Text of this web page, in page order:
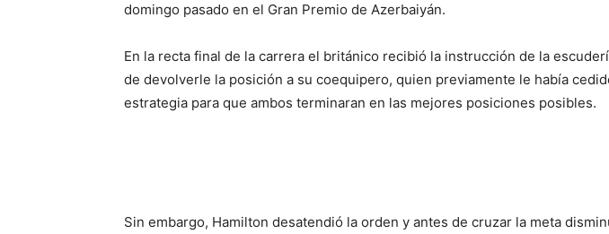
domingo pasado en el Gran Premio de Azerbaiyán.
En la recta final de la carrera el británico recibió la instrucción de la
de devolverle la posición a su coequipero, quien previamente le había
estrategia para que ambos terminaran en las mejores posiciones posibles.
Sin embargo, Hamilton desatendió la orden y antes de cruzar la meta